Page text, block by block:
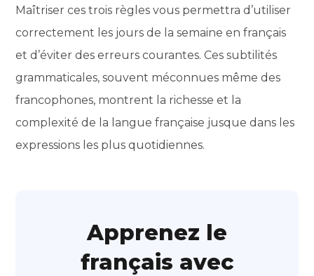
Maîtriser ces trois règles vous permettra d’utiliser
correctement les jours de la semaine en français
et d’éviter des erreurs courantes. Ces subtilités
grammaticales, souvent méconnues même des
francophones, montrent la richesse et la
complexité de la langue française jusque dans les
expressions les plus quotidiennes.
Apprenez le
français avec